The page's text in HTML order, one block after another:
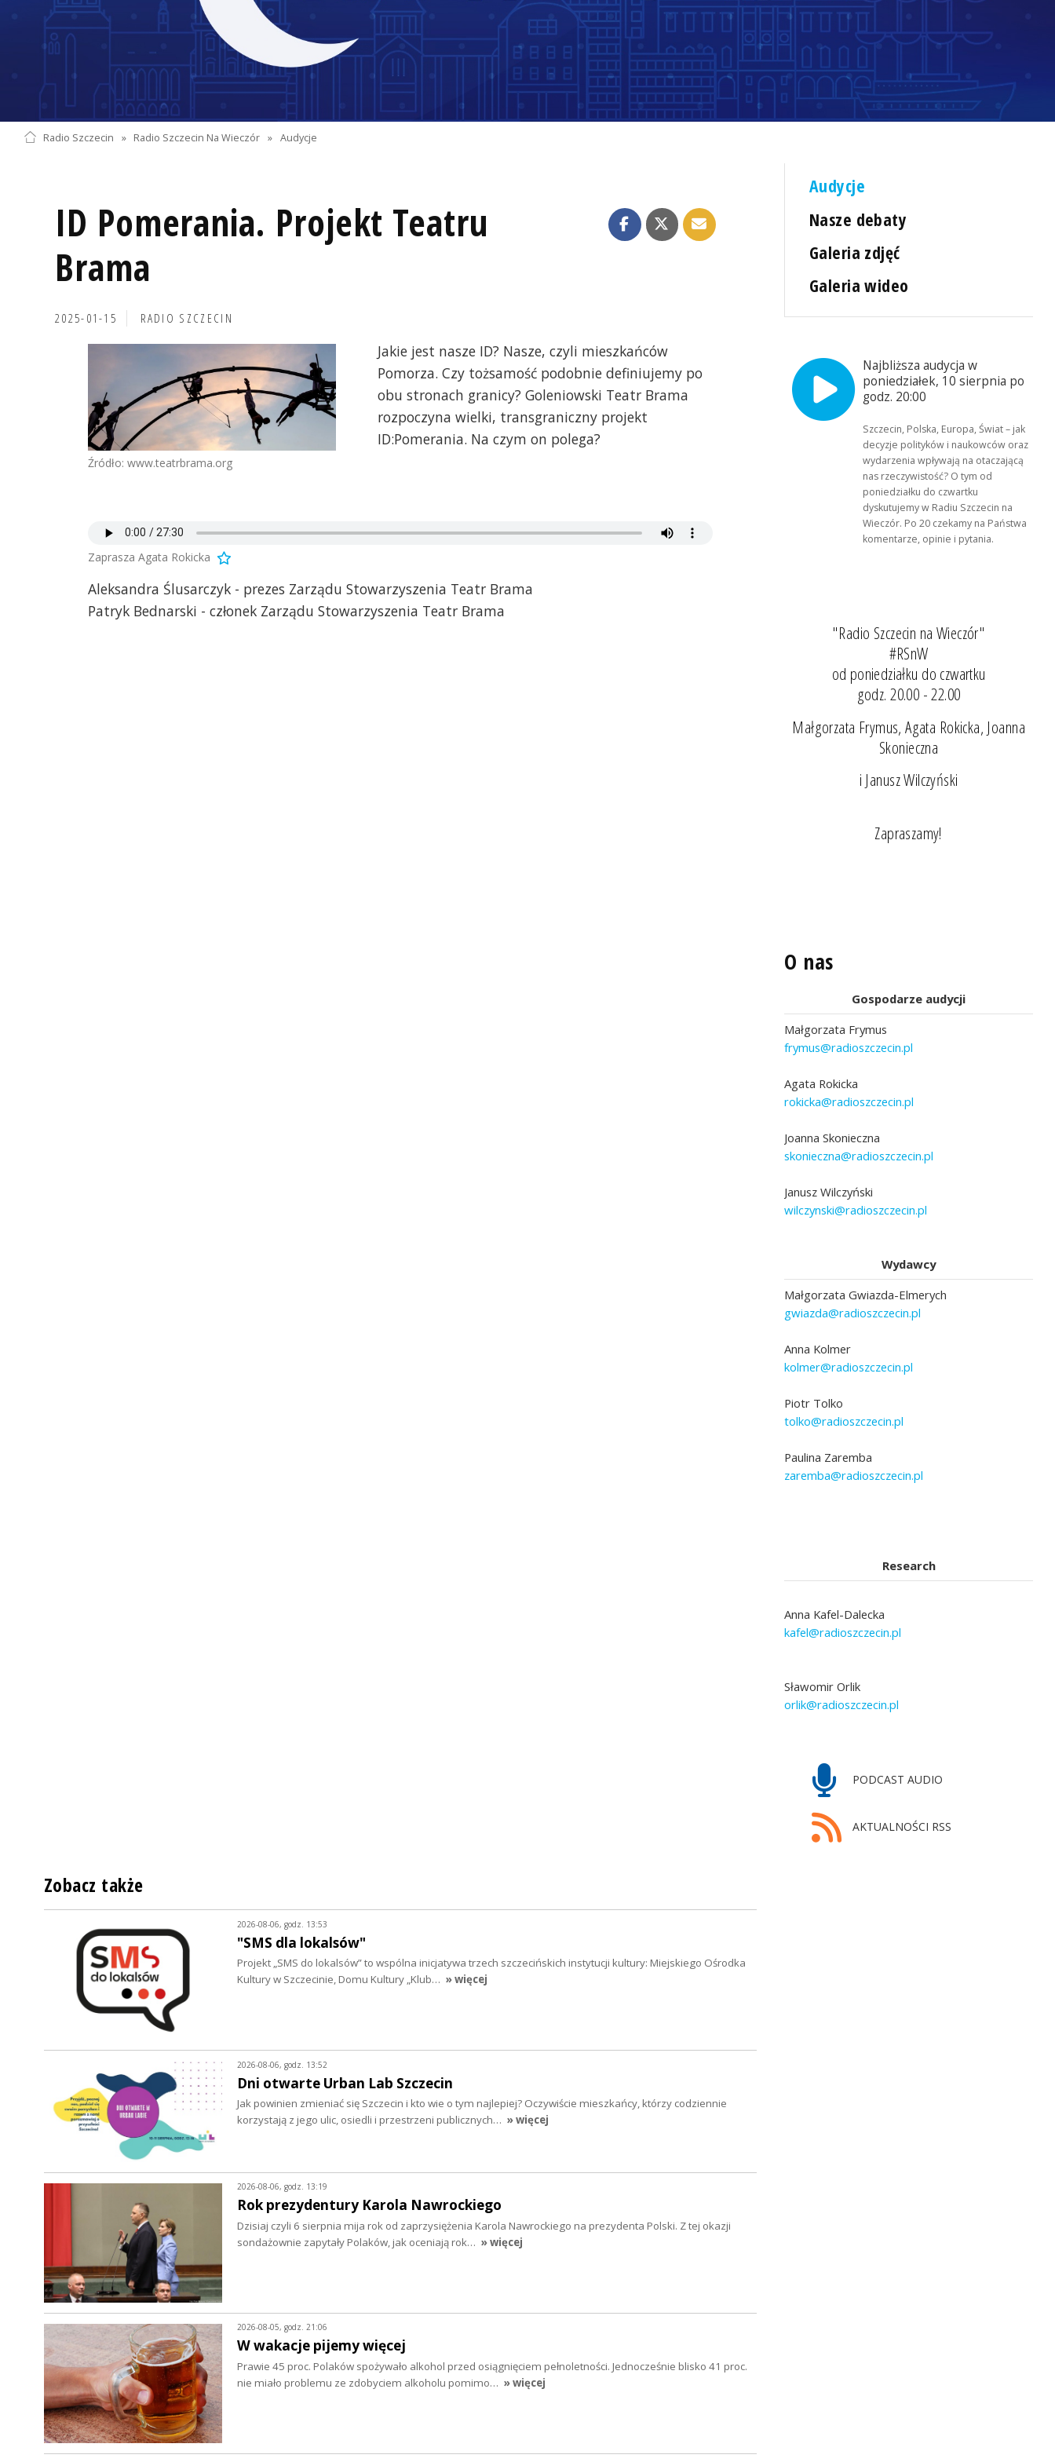
Radio Szczecin » Radio Szczecin Na Wieczór » Audycje
ID Pomerania. Projekt Teatru
Brama
2025-01-15 RADIO SZCZECIN
Źródło: www.teatrbrama.org
Jakie jest nasze ID? Nasze, czyli mieszkańców
Pomorza. Czy tożsamość podobnie definiujemy po
obu stronach granicy? Goleniowski Teatr Brama
rozpoczyna wielki, transgraniczny projekt
ID:Pomerania. Na czym on polega?
Zaprasza Agata Rokicka
Aleksandra Ślusarczyk - prezes Zarządu Stowarzyszenia Teatr Brama
Patryk Bednarski - członek Zarządu Stowarzyszenia Teatr Brama
Audycje
Nasze debaty
Galeria zdjęć
Galeria wideo
Najbliższa audycja w
poniedziałek, 10 sierpnia po
godz. 20:00
Szczecin, Polska, Europa, Świat – jak
decyzje polityków i naukowców oraz
wydarzenia wpływają na otaczającą
nas rzeczywistość? O tym od
poniedziałku do czwartku
dyskutujemy w Radiu Szczecin na
Wieczór. Po 20 czekamy na Państwa
komentarze, opinie i pytania.
"Radio Szczecin na Wieczór"
#RSnW
od poniedziałku do czwartku
godz. 20.00 - 22.00
Małgorzata Frymus, Agata Rokicka, Joanna
Skonieczna
i Janusz Wilczyński
Zapraszamy!
O nas
Gospodarze audycji
Małgorzata Frymus
frymus@radioszczecin.pl
Agata Rokicka
rokicka@radioszczecin.pl
Joanna Skonieczna
skonieczna@radioszczecin.pl
Janusz Wilczyński
wilczynski@radioszczecin.pl
Wydawcy
Małgorzata Gwiazda-Elmerych
gwiazda@radioszczecin.pl
Anna Kolmer
kolmer@radioszczecin.pl
Piotr Tolko
tolko@radioszczecin.pl
Paulina Zaremba
zaremba@radioszczecin.pl
Research
Anna Kafel-Dalecka
kafel@radioszczecin.pl
Sławomir Orlik
orlik@radioszczecin.pl
PODCAST AUDIO
AKTUALNOŚCI RSS
Zobacz także
2026-08-06, godz. 13:53
"SMS dla lokalsów"
Projekt „SMS do lokalsów” to wspólna inicjatywa trzech szczecińskich instytucji kultury: Miejskiego Ośrodka
Kultury w Szczecinie, Domu Kultury „Klub… » więcej
2026-08-06, godz. 13:52
Dni otwarte Urban Lab Szczecin
Jak powinien zmieniać się Szczecin i kto wie o tym najlepiej? Oczywiście mieszkańcy, którzy codziennie
korzystają z jego ulic, osiedli i przestrzeni publicznych… » więcej
2026-08-06, godz. 13:19
Rok prezydentury Karola Nawrockiego
Dzisiaj czyli 6 sierpnia mija rok od zaprzysiężenia Karola Nawrockiego na prezydenta Polski. Z tej okazji
sondażownie zapytały Polaków, jak oceniają rok… » więcej
2026-08-05, godz. 21:06
W wakacje pijemy więcej
Prawie 45 proc. Polaków spożywało alkohol przed osiągnięciem pełnoletności. Jednocześnie blisko 41 proc.
nie miało problemu ze zdobyciem alkoholu pomimo… » więcej